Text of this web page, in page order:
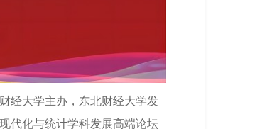
经大学主办，东北财经大学发
代化与统计学科发展高端论坛